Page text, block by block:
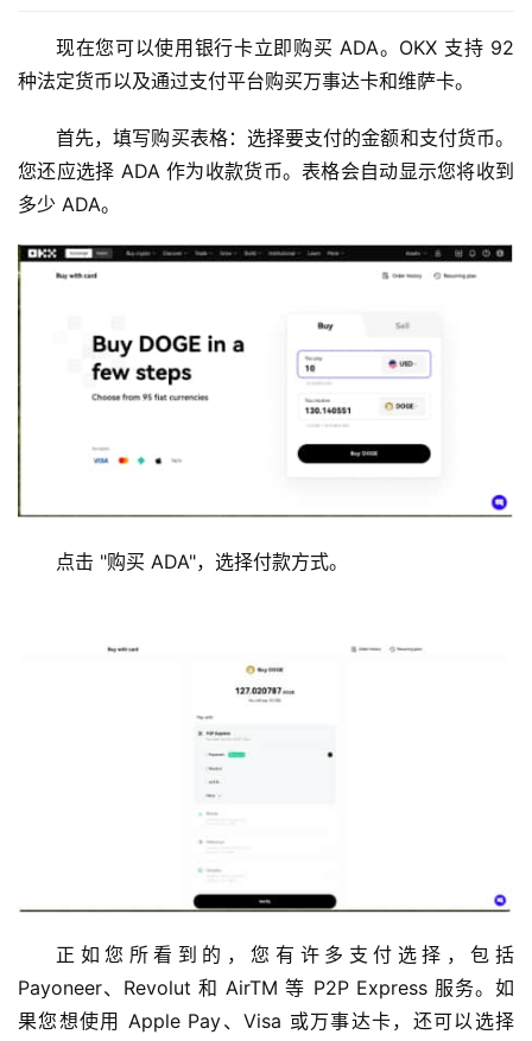
问
现在您可以使用银行卡立即购买 ADA。OKX 支持 92
种法定货币以及通过支付平台购买万事达卡和维萨卡。
首先，填写购买表格：选择要支付的金额和支付货币。
您还应选择 ADA 作为收款货币。表格会自动显示您将收到
多少 ADA。
点击 "购买 ADA"，选择付款方式。
正如您所看到的，您有许多支付选择，包括
Payoneer、Revolut 和 AirTM 等 P2P Express 服务。如
果您想使用 Apple Pay、Visa 或万事达卡，还可以选择